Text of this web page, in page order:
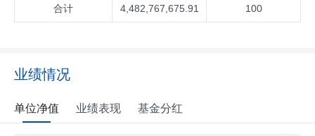
合计 4,482,767,675.91 100
业绩情况
单位净值 业绩表现 基金分红